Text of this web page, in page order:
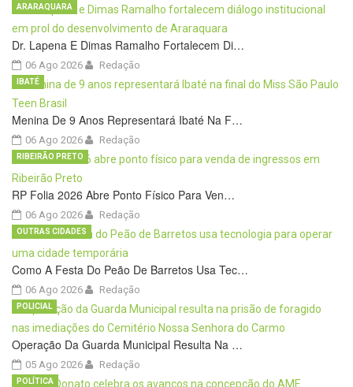
Dr. Lapena E Dimas Ramalho Fortalecem Di…
06 Ago 2026
ARARAQUARA
Redação
Menina De 9 Anos Representará Ibaté Na F…
06 Ago 2026
IBATÉ
Redação
RP Folia 2026 Abre Ponto Físico Para Ven…
06 Ago 2026
RIBEIRÃO PRETO
Redação
Como A Festa Do Peão De Barretos Usa Tec…
06 Ago 2026
OUTRAS CIDADES
Redação
Operação Da Guarda Municipal Resulta Na …
05 Ago 2026
POLICIAL
Redação
POLÍTICA